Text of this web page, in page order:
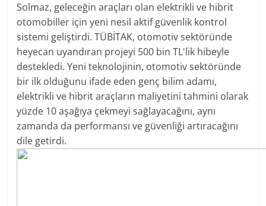
Solmaz, geleceğin araçları olan elektrikli ve hibrit
otomobiller için yeni nesil aktif güvenlik kontrol
sistemi geliştirdi. TÜBİTAK, otomotiv sektöründe
heyecan uyandıran projeyi 500 bin TL'lik hibeyle
destekledi. Yeni teknolojinin, otomotiv sektöründe
bir ilk olduğunu ifade eden genç bilim adamı,
elektrikli ve hibrit araçların maliyetini tahmini olarak
yüzde 10 aşağıya çekmeyi sağlayacağını, aynı
zamanda da performansı ve güvenliği artıracağını
dile getirdi.